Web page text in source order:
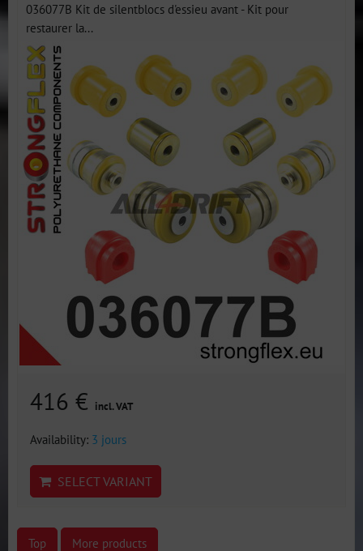
036077B Kit de silentblocs d'essieu avant - Kit pour
restaurer la...
416 € incl. VAT
Availability: 3 jours
SELECT VARIANT
Top More products